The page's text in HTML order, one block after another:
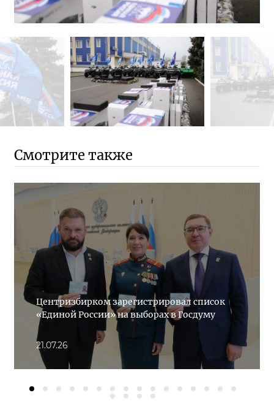
Смотрите также
Центризбирком зарегистрировал список
«Единой России» на выборах в Госдуму
21.07.26